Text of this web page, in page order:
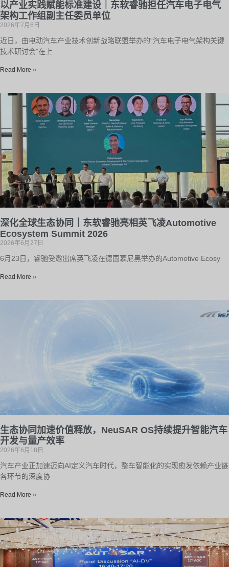
以产业实践赋能标准建设｜东软睿驰担任汽车电子电气
架构工作组副主任委员单位
2026年7月6日
近日，由电动汽车产业技术创新战略联盟举办的“汽车电子电气架构关键
技术研讨会”在上
Read More »
深化全球生态协同｜东软睿驰亮相英飞凌Automotive
Ecosystem Summit 2026
2026年6月27日
6月23日，睿驰受邀出席英飞凌在德国慕尼黑举办的Automotive Ecosy
Read More »
生态协同加速价值释放，NeuSAR OS持续提升智能汽车
开发与量产效率
2026年6月18日
汽车产业正加速迈向AI定义汽车时代，整车智能化的实现愈发依赖产业链
各环节的深度协
Read More »